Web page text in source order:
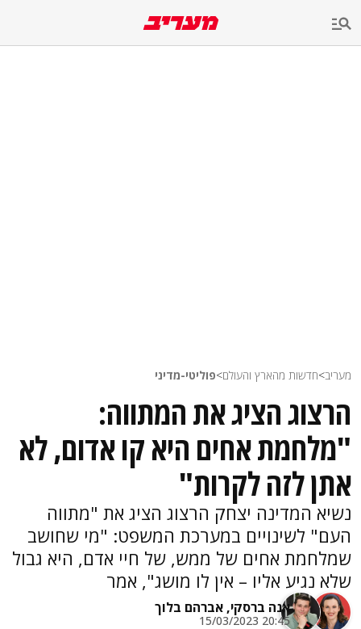
מעריב>חדשות מהארץ והעולם>פוליטי-מדיני
הרצוג הציג את המתווה:
"מלחמת אחים היא קו אדום, לא
אתן לזה לקרות"
נשיא המדינה יצחק הרצוג הציג את "מתווה
העם" לשינויים במערכת המשפט: "מי שחושב
שמלחמת אחים של ממש, של חיי אדם, היא גבול
שלא נגיע אליו – אין לו מושג", אמר
אנה ברסקי, אברהם בלוך
20:45 15/03/2023